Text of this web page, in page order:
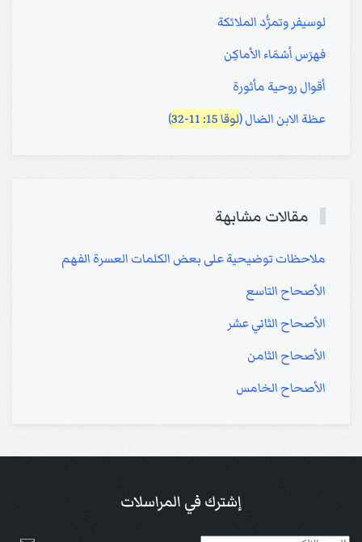
لوسيفر وتمرُّد الملائكة
فهرَس أسْمَاء الأماكِن
أقوال روحية مأثورة
عظة الابن الضال (لوقا 15: 11-32 )
مقالات مشابهة
ملاحظات توضيحية على بعض الكلمات العسرة الفهم
الأصحاح التاسع
الأصحاح الثاني عشر
الأصحاح الثامن
الأصحاح الخامس
إشترك في المراسلات